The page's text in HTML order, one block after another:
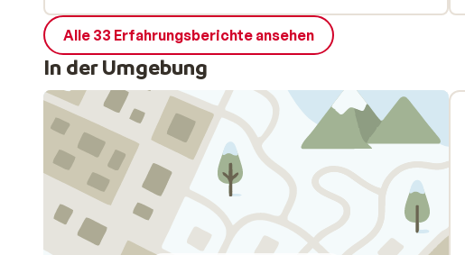
Alle 33 Erfahrungsberichte ansehen
In der Umgebung